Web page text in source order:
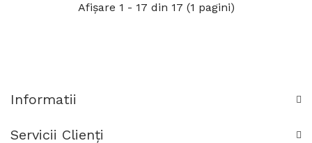
Afişare 1 - 17 din 17 (1 pagini)
Informatii
Servicii Clienţi